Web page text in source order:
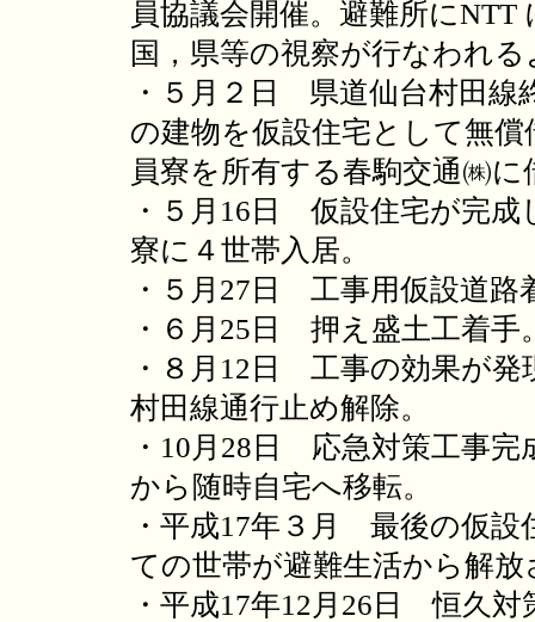
員協議会開催。避難所に
国，県等の視察が行なわれ
・５月２日 県道仙台村田線
の建物を仮設住宅として無
員寮を所有する春駒交通㈱
・５月16日 仮設住宅が完成
寮に４世帯入居。
・５月27日 工事用仮設道路
・６月25日 押え盛土工着手
・８月12日 工事の効果が発
村田線通行止め解除。
・10月28日 応急対策工事完
から随時自宅へ移転。
・平成17年３月 最後の仮設
ての世帯が避難生活から解放
・平成17年12月26日 恒久